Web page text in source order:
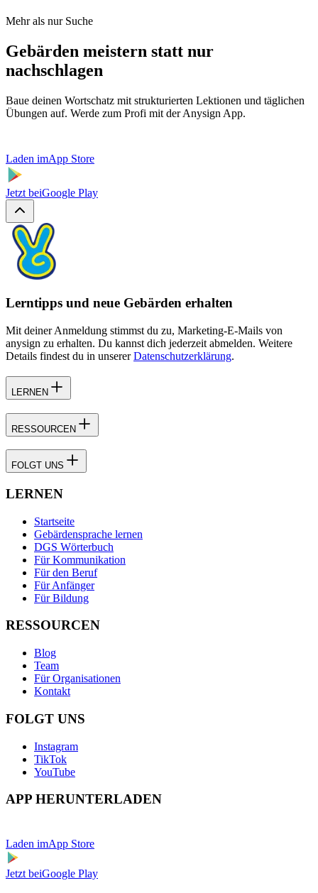
Mehr als nur Suche
Gebärden meistern statt nur
nachschlagen
Baue deinen Wortschatz mit strukturierten Lektionen und täglichen
Übungen auf. Werde zum Profi mit der Anysign App.
Laden imApp Store
Jetzt beiGoogle Play
Lerntipps und neue Gebärden erhalten
Mit deiner Anmeldung stimmst du zu, Marketing-E-Mails von
anysign zu erhalten. Du kannst dich jederzeit abmelden. Weitere
Details findest du in unserer Datenschutzerklärung.
LERNEN
RESSOURCEN
FOLGT UNS
LERNEN
Startseite
Gebärdensprache lernen
DGS Wörterbuch
Für Kommunikation
Für den Beruf
Für Anfänger
Für Bildung
RESSOURCEN
Blog
Team
Für Organisationen
Kontakt
FOLGT UNS
Instagram
TikTok
YouTube
APP HERUNTERLADEN
Laden imApp Store
Jetzt beiGoogle Play